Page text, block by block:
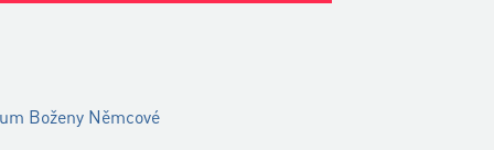
Boženy Němcové